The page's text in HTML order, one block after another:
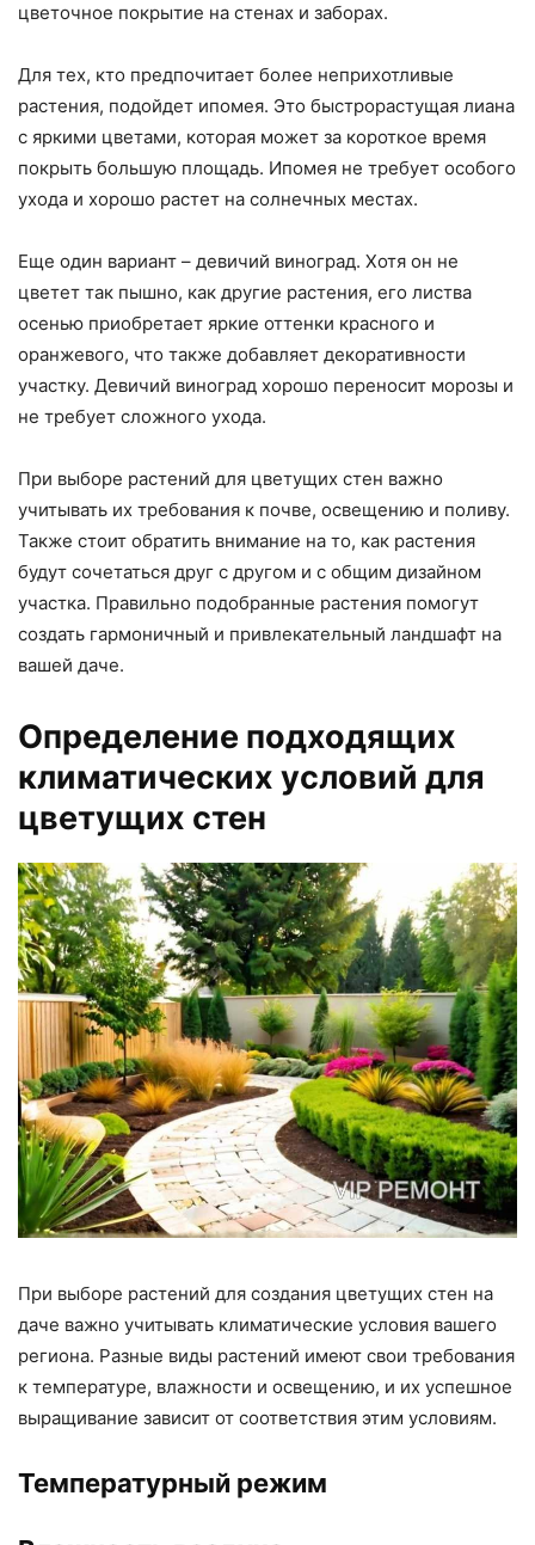
цветочное покрытие на стенах и заборах.
Для тех, кто предпочитает более неприхотливые
растения, подойдет ипомея. Это быстрорастущая лиана
с яркими цветами, которая может за короткое время
покрыть большую площадь. Ипомея не требует особого
ухода и хорошо растет на солнечных местах.
Еще один вариант – девичий виноград. Хотя он не
цветет так пышно, как другие растения, его листва
осенью приобретает яркие оттенки красного и
оранжевого, что также добавляет декоративности
участку. Девичий виноград хорошо переносит морозы и
не требует сложного ухода.
При выборе растений для цветущих стен важно
учитывать их требования к почве, освещению и поливу.
Также стоит обратить внимание на то, как растения
будут сочетаться друг с другом и с общим дизайном
участка. Правильно подобранные растения помогут
создать гармоничный и привлекательный ландшафт на
вашей даче.
Определение подходящих
климатических условий для
цветущих стен
При выборе растений для создания цветущих стен на
даче важно учитывать климатические условия вашего
региона. Разные виды растений имеют свои требования
к температуре, влажности и освещению, и их успешное
выращивание зависит от соответствия этим условиям.
Температурный режим